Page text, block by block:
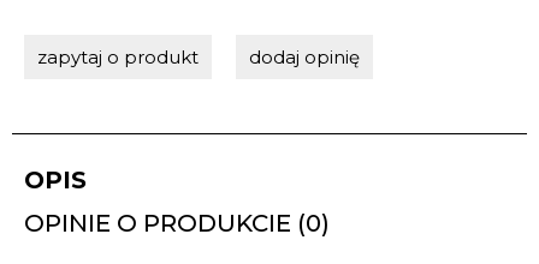
zapytaj o produkt dodaj opinię
OPIS
OPINIE O PRODUKCIE (0)